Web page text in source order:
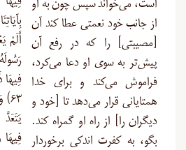
است، می‌خواند سپس چون به او
از جانب خود نعمتی عطا کند آن
[مصیبتی] را که در رفع آن
پیش‌تر به سوی او دعا می‌کرد،
فراموش می‌کند و برای خدا
همتایانی قرار می‌دهد تا [خود و
دیگران را] از راه او گمراه کند.
بگو، به کفرت اندکی برخوردار
فِيهَا
أَلَمْ
فِيهَا
يَتَعَدَّ